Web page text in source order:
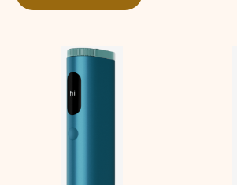
Glo
Hyper
PRO